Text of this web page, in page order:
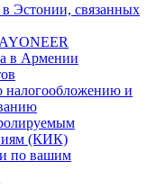
Эстонии, связанных
в Армении
налогообложению и
(КИК)
по вашим